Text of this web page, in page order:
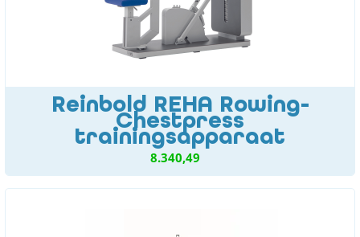
Reinbold REHA Rowing-
Chestpress
trainingsapparaat
8.340,49